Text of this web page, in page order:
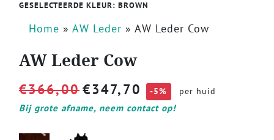
GESELECTEERDE KLEUR: BROWN
Home » AW Leder » AW Leder Cow
AW Leder Cow
€366,00€347,70 -5% per huid
Bij grote afname, neem contact op!